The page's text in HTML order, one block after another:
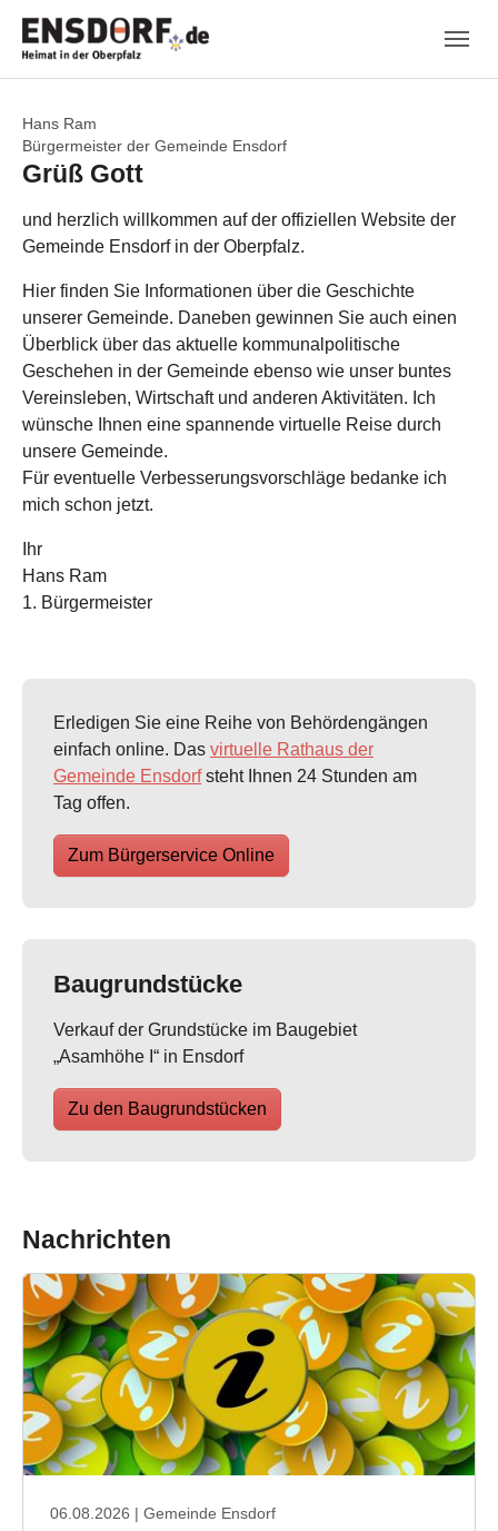
Hans Ram
Bürgermeister der Gemeinde Ensdorf
Grüß Gott
und herzlich willkommen auf der offiziellen Website der
Gemeinde Ensdorf in der Oberpfalz.
Hier finden Sie Informationen über die Geschichte
unserer Gemeinde. Daneben gewinnen Sie auch einen
Überblick über das aktuelle kommunalpolitische
Geschehen in der Gemeinde ebenso wie unser buntes
Vereinsleben, Wirtschaft und anderen Aktivitäten. Ich
wünsche Ihnen eine spannende virtuelle Reise durch
unsere Gemeinde.
Für eventuelle Verbesserungsvorschläge bedanke ich
mich schon jetzt.
Ihr
Hans Ram
1. Bürgermeister
Erledigen Sie eine Reihe von Behördengängen
einfach online. Das virtuelle Rathaus der
Gemeinde Ensdorfsteht Ihnen 24 Stunden am
Tag offen.
Zum Bürgerservice Online
Baugrundstücke
Verkauf der Grundstücke im Baugebiet
„Asamhöhe I“ in Ensdorf
Zu den Baugrundstücken
Nachrichten
06.08.2026 | Gemeinde Ensdorf